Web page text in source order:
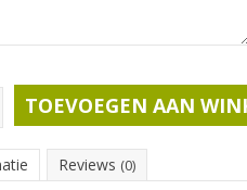
TOEVOEGEN AAN
Reviews (0)